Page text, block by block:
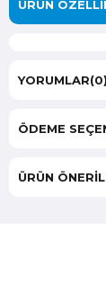
ÜRÜN
YORUMLAR(0)
ÖDEME
ÜRÜN